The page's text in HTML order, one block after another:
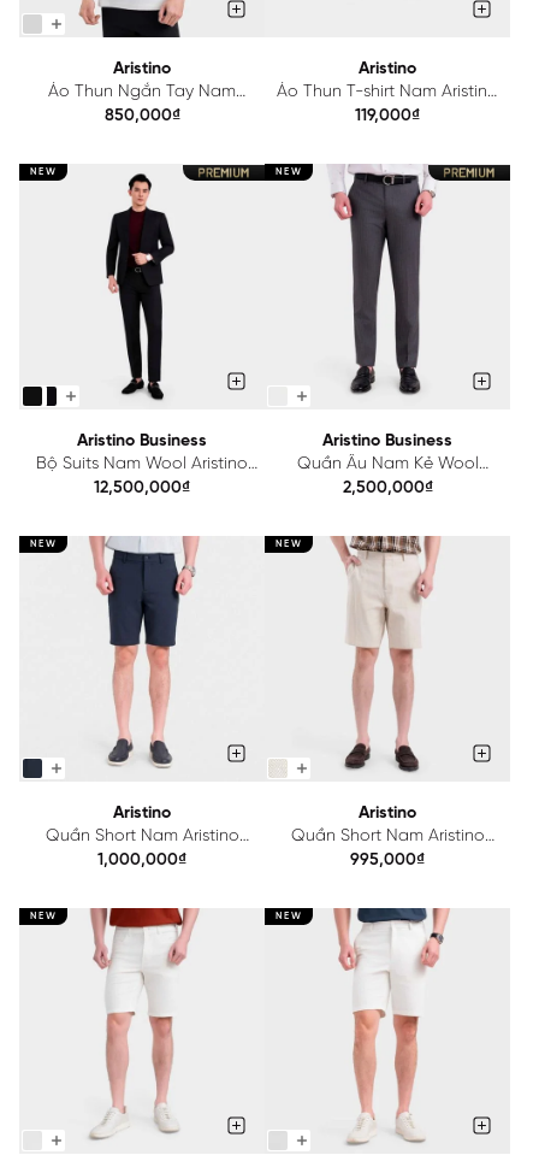
Aristino
Áo Thun Ngắn Tay Nam
Aristino Regular ATS201SAH0
850,000₫
Aristino
Áo Thun T-shirt Nam Aristino
Cotton AC22
119,000₫
NEW
Aristino Business
Bộ Suits Nam Wool Aristino
Business Premio 1SUR01S
12,500,000₫
NEW
Aristino Business
Quần Âu Nam Kẻ Wool
Aristino Business 1TR214S0H2
2,500,000₫
NEW
Aristino
Quần Short Nam Aristino
ASO221SAH2
1,000,000₫
NEW
Aristino
Quần Short Nam Aristino
Regular Fit ASO226SAH2
995,000₫
NEW NEW